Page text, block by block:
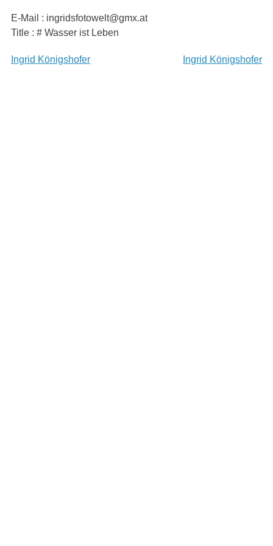
content
E-Mail : ingridsfotowelt@gmx.at
Title : # Wasser ist Leben
Beitragsnavigation
Ingrid Königshofer Ingrid Königshofer